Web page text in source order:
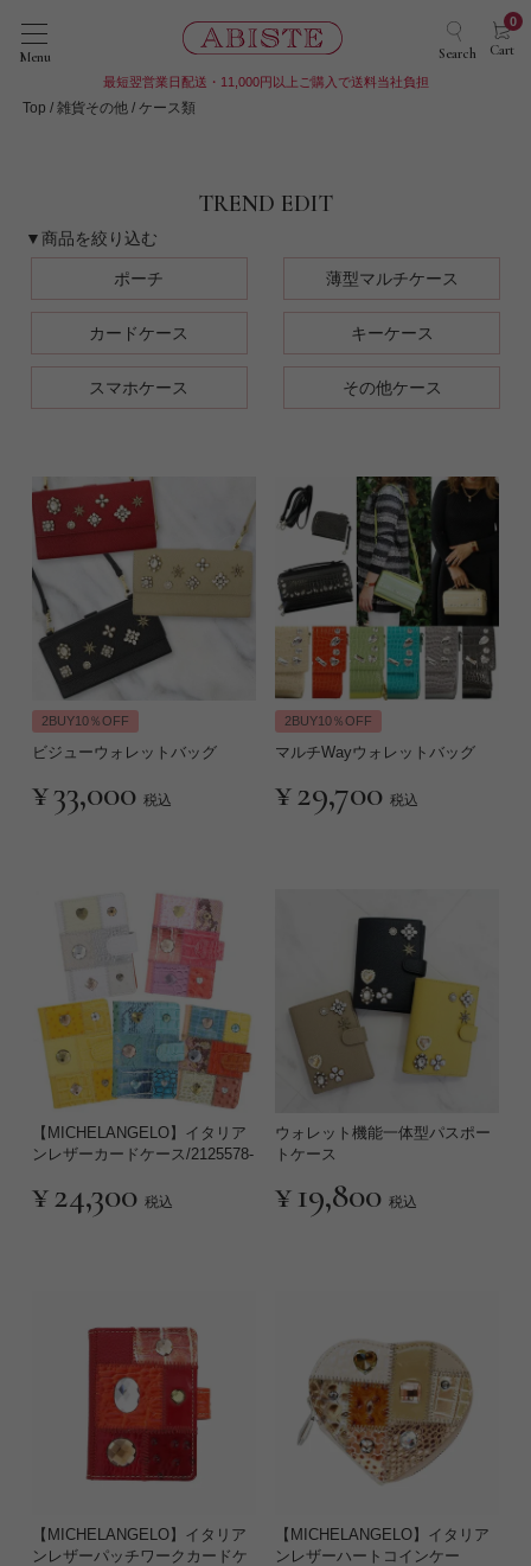
Menu Search Cart
0
最短翌営業日配送・11,000円以上ご購入で送料当社負担
Top 雑貨その他 ケース類
TREND EDIT
▼商品を絞り込む
ポーチ 薄型マルチケース
カードケース キーケース
スマホケース その他ケース
2BUY10％OFF
ビジューウォレットバッグ
¥33,000 税込
2BUY10％OFF
マルチWayウォレットバッグ
¥29,700 税込
【MICHELANGELO】イタリア
ンレザーカードケース/2125578-
¥24,300 税込
ウォレット機能一体型パスポー
トケース
¥19,800 税込
【MICHELANGELO】イタリア
ンレザーパッチワークカードケ
【MICHELANGELO】イタリア
ンレザーハートコインケー